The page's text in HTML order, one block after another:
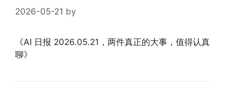
2026-05-21 by
《AI 日报 2026.05.21，两件真正的大事，值得认真
聊》